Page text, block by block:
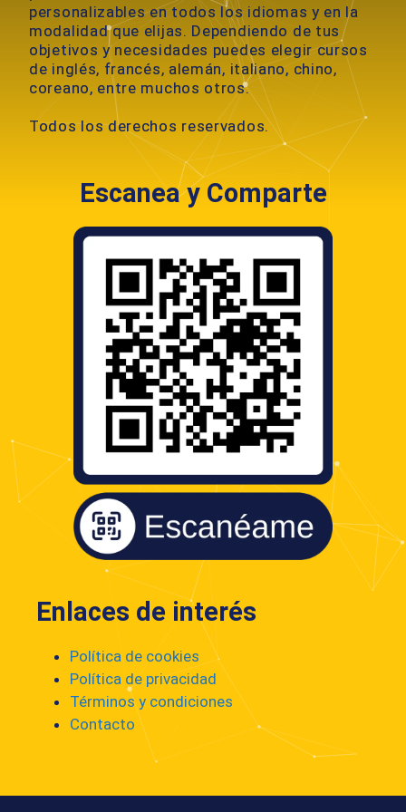
personalizables en todos los idiomas y en la
modalidad que elijas. Dependiendo de tus
objetivos y necesidades puedes elegir cursos
de inglés, francés, alemán, italiano, chino,
coreano, entre muchos otros.
Todos los derechos reservados.
Escanea y Comparte
Enlaces de interés
Política de cookies
Política de privacidad
Términos y condiciones
Contacto